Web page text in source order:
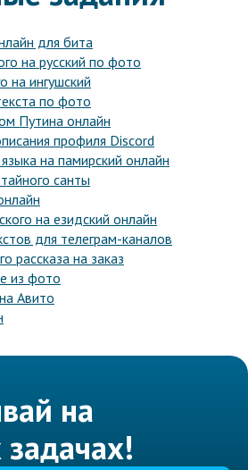
для бита
на русский по фото
на ингушский
по фото
Путина онлайн
профиля Discord
на памирский онлайн
санты
на езидский онлайн
для телеграм-каналов
рассказа на заказ
из фото
Авито
на